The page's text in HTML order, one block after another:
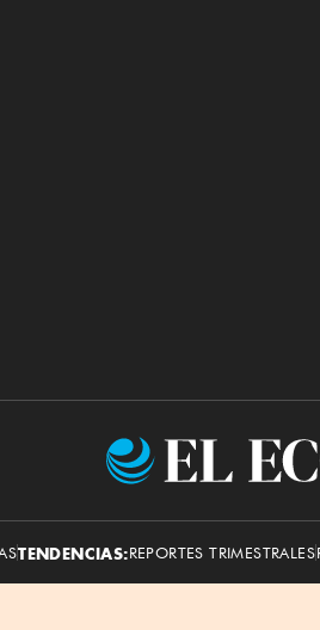
TENDENCIAS:REPORTES TRIMESTRALES